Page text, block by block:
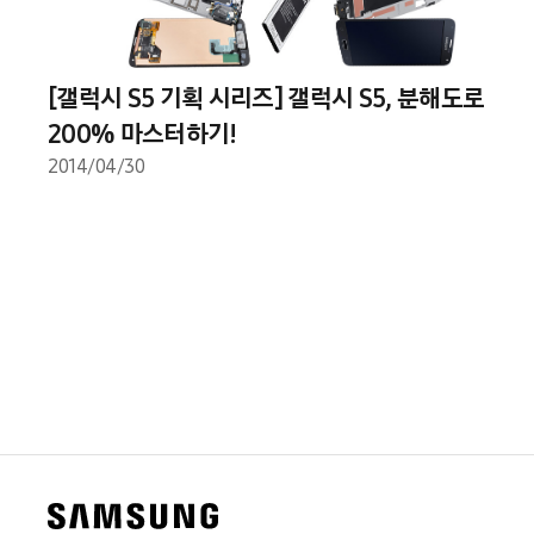
[갤럭시 S5 기획 시리즈] 갤럭시 S5, 분해도로
200% 마스터하기!
2014/04/30